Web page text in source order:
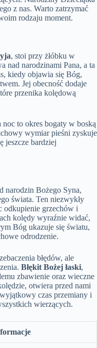
z nas. Warto zatrzymać
rodzaju moment.
, stoi przy żłóbku w
nad narodzinami Pana, a ta
kiedy objawia się Bóg,
Jej obecność dodaje
przenika kolędową
noc to okres bogaty w boską
wymiar pieśni zyskuje
jeszcze bardziej
narodzin Bożego Syna,
świata. Ten niezwykły
odkupienie grzechów i
kolędy wyraźnie widać,
Bóg ukazuje się światu,
odrodzenie.
błędów, ale
Błękit Bożej łaski,
zbawienie oraz wieczne
otwiera przed nami
czas przemiany i
wierzących.